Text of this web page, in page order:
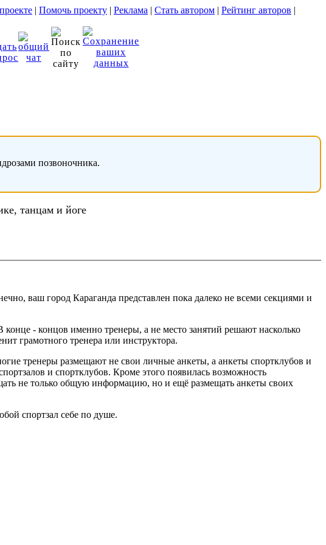
| Помочь проекту | Реклама | Стать автором | Рейтинг авторов |
позвоночника.
танцам и йоге
ваш город Караганда представлен пока далеко не всеми секциями и
- концов именно тренеры, а не место занятий решают насколько
грамотного тренера или инструктора.
тренеры размещают не свои личные анкеты, а анкеты спортклубов и
и спортклубов. Кроме этого появилась возможность
не только общую информацию, но и ещё размещать анкеты своих
спортзал себе по душе.